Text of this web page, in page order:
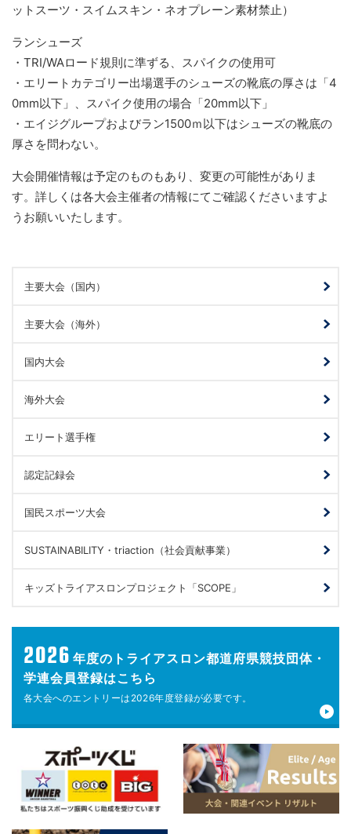
ットスーツ・スイムスキン・ネオプレーン素材禁止）
ランシューズ
・TRI/WAロード規則に準ずる、スパイクの使用可
・エリートカテゴリー出場選手のシューズの靴底の厚さは「4
0mm以下」、スパイク使用の場合「20mm以下」
・エイジグループおよびラン1500ｍ以下はシューズの靴底の
厚さを問わない。
大会開催情報は予定のものもあり、変更の可能性がありま
す。詳しくは各大会主催者の情報にてご確認くださいますよ
うお願いいたします。
主要大会（国内）
主要大会（海外）
国内大会
海外大会
エリート選手権
認定記録会
国民スポーツ大会
SUSTAINABILITY・triaction（社会貢献事業）
キッズトライアスロンプロジェクト「SCOPE」
2026 年度の トライアスロン都道府県競技団体・
学連会員登録はこちら
各大会へのエントリーは 2026年度登録が必要です。